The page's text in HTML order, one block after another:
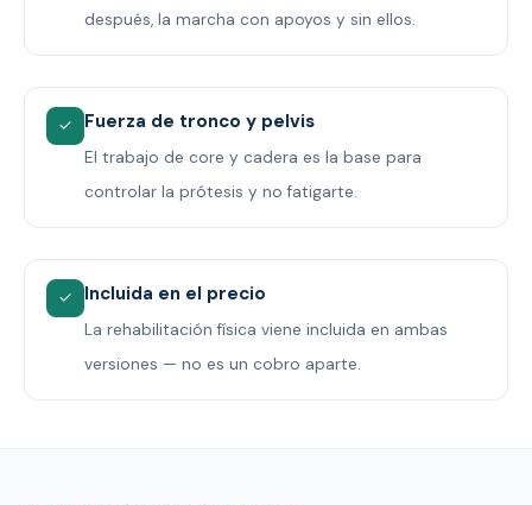
después, la marcha con apoyos y sin ellos.
✓ Fuerza de tronco y pelvis
El trabajo de core y cadera es la base para
controlar la prótesis y no fatigarte.
✓ Incluida en el precio
La rehabilitación física viene incluida en ambas
versiones — no es un cobro aparte.